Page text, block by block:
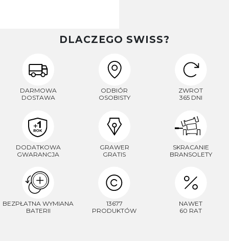
DLACZEGO SWISS?
DARMOWA
DOSTAWA
ODBIÓR
OSOBISTY
ZWROT
365 DNI
DODATKOWA
GWARANCJA
GRAWER
GRATIS
SKRACANIE
BRANSOLETY
BEZPŁATNA WYMIANA
BATERII
13677
PRODUKTÓW
NAWET
60 RAT